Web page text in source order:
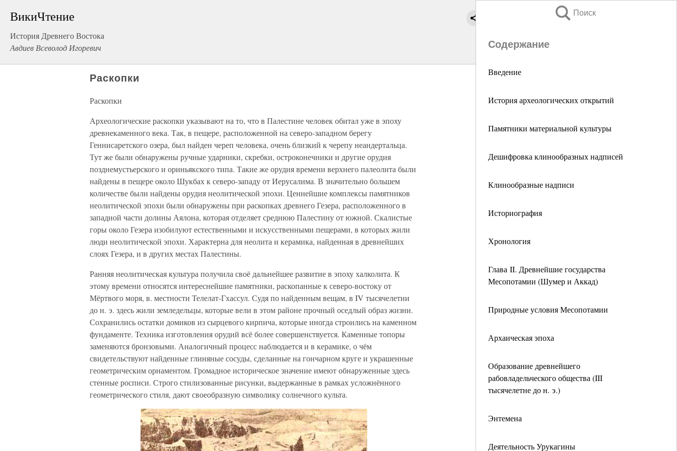
ВикиЧтение
История Древнего Востока
Авдиев Всеволод Игоревич
Поиск
Содержание
Введение
История археологических открытий
Памятники материальной культуры
Дешифровка клинообразных надписей
Клинообразные надписи
Историография
Хронология
Глава II. Древнейшие государства
Месопотамии (Шумер и Аккад)
Природные условия Месопотамии
Архаическая эпоха
Образование древнейшего
рабовладельческого общества (III
тысячелетне до н. э.)
Энтемена
Деятельность Урукагины
Раскопки
Раскопки
Археологические раскопки указывают на то, что в Палестине человек обитал уже в эпоху
древнекаменного века. Так, в пещере, расположенной на северо-западном берегу
Геннисаретского озера, был найден череп человека, очень близкий к черепу неандертальца.
Тут же были обнаружены ручные ударники, скребки, остроконечники и другие орудия
позднемустьерского и ориньякского типа. Такие же орудия времени верхнего палеолита были
найдены в пещере около Шукбах к северо-западу от Иерусалима. В значительно большем
количестве были найдены орудия неолитической эпохи. Ценнейшие комплексы памятников
неолитической эпохи были обнаружены при раскопках древнего Гезера, расположенного в
западной части долины Аялона, которая отделяет среднюю Палестину от южной. Скалистые
горы около Гезера изобилуют естественными и искусственными пещерами, в которых жили
люди неолитической эпохи. Характерна для неолита и керамика, найденная в древнейших
слоях Гезера, и в других местах Палестины.
Ранняя неолитическая культура получила своё дальнейшее развитие в эпоху халколита. К
этому времени относятся интереснейшие памятники, раскопанные к северо-востоку от
Мёртвого моря, в. местности Телелат-Гхассул. Судя по найденным вещам, в IV тысячелетии
до н. э. здесь жили земледельцы, которые вели в этом районе прочный оседлый образ жизни.
Сохранились остатки домиков из сырцевого кирпича, которые иногда строились на каменном
фундаменте. Техника изготовления орудий всё более совершенствуется. Каменные топоры
заменяются бронзовыми. Аналогичный процесс наблюдается и в керамике, о чём
свидетельствуют найденные глиняные сосуды, сделанные на гончарном круге и украшенные
геометрическим орнаментом. Громадное историческое значение имеют обнаруженные здесь
стенные росписи. Строго стилизованные рисунки, выдержанные в рамках усложнённого
геометрического стиля, дают своеобразную символику солнечного культа.